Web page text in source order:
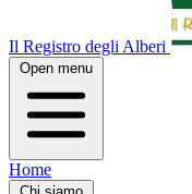
Il Registro degli Alberi
Open menu
Home